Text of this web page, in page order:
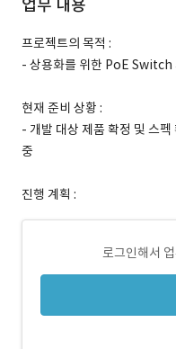
업무 내용
프로젝트의 목적 :
- 상용화를 위한 PoE Switch
현재 준비 상황 :
- 개발 대상 제품 확정 및 스
중
진행 계획 :
로그인해서